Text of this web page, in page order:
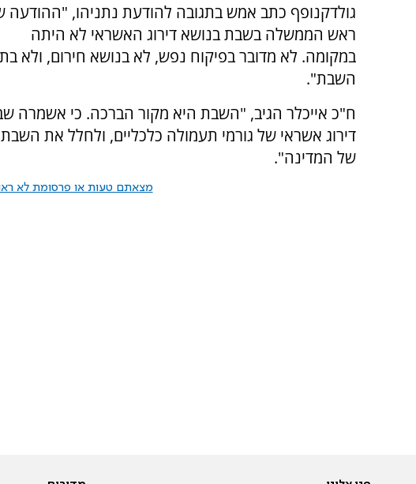
גולדקנופף כתב אמש בתגובה להודעת נתניהו, "ההודעה
ראש הממשלה בשבת בנושא דירוג האשראי לא היתה
במקומה. לא מדובר בפיקוח נפש, לא בנושא חירום, ולא
השבת".
ח"כ אייכלר הגיב, "השבת היא מקור הברכה. כי אשמרה
דירוג אשראי של גורמי תעמולה כלכליים, ולחלל את
של המדינה".
מצאתם טעות או פרסומת לא